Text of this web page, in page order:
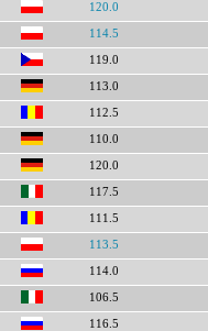
120.0
114.5
119.0
113.0
112.5
110.0
120.0
117.5
111.5
113.5
114.0
106.5
116.5